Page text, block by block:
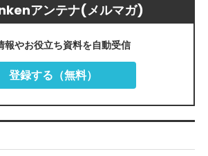
アンテナ(メルマガ)
報やお役立ち資料を自動受信
登録する（無料）